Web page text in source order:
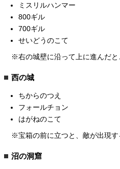
ミスリルハンマー
800ギル
700ギル
せいどうのこて
※右の城壁に沿って上に進んだと
西の城
ちからのつえ
フォールチョン
はがねのこて
※宝箱の前に立つと、敵が出現す
沼の洞窟